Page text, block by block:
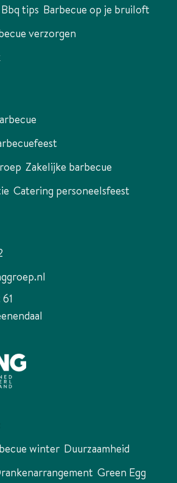
Bbq tips Barbecue op je bruiloft
verzorgen
Zakelijke barbecue
Catering personeelsfeest
winter Duurzaamheid
Green Egg